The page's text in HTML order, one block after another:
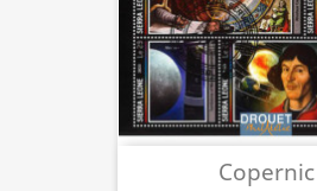
Copernic